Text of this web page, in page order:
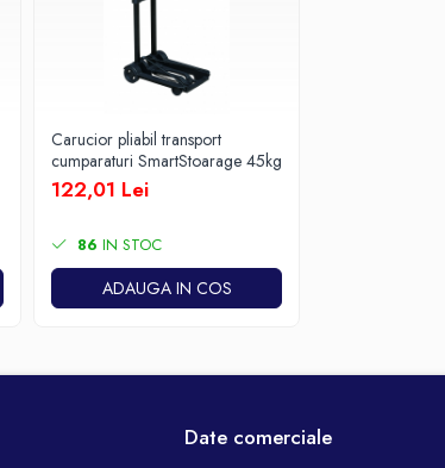
Carucior pliabil transport
cumparaturi SmartStoarage 45kg
122,01 Lei
86 IN STOC
ADAUGA IN COS
Date comerciale